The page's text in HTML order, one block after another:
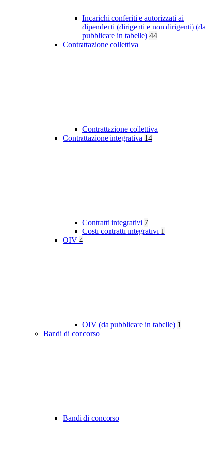
Incarichi conferiti e autorizzati ai
dipendenti (dirigenti e non dirigenti) (da
pubblicare in tabelle) 44
Contrattazione collettiva
Contrattazione collettiva
Contrattazione integrativa 14
Contratti integrativi 7
Costi contratti integrativi 1
OIV 4
OIV (da pubblicare in tabelle) 1
Bandi di concorso
Bandi di concorso